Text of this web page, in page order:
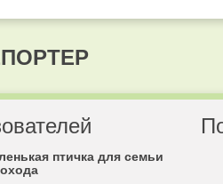
птичка для семьи